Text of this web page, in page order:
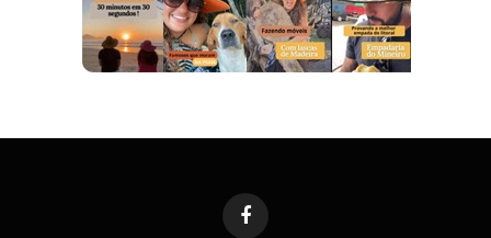
Facebook